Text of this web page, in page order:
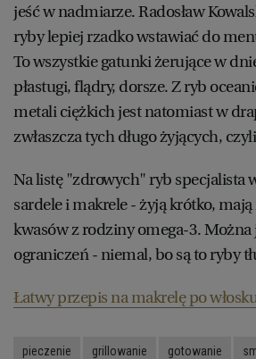
jeść w nadmiarze. Radosław
ryby lepiej rzadko wstawiać do
To wszystkie gatunki żerujące w
płastugi, flądry, dorsze. Z ryb
metali ciężkich jest natomiast w
zwłaszcza tych długo żyjących,
Na listę "zdrowych" ryb specjalista
sardele i makrele - żyją krótko,
kwasów z rodziny omega-3. Można
ograniczeń - niemal, bo są to ryby
Łatwy przepis na makrelę po
pieczenie grillowanie gotowanie